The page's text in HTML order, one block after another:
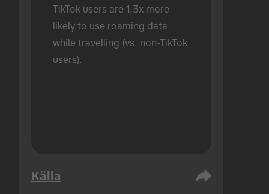
TikTok users are 1.3x more
likely to use roaming data
while travelling (vs. non-TikTok
users).
Källa